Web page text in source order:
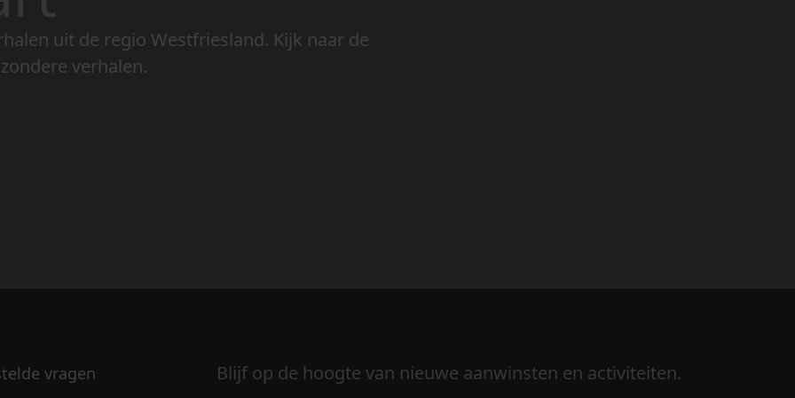
uit de regio Westfriesland. Kijk naar de
verhalen.
vragen Blijf op de hoogte van nieuwe aanwinsten en activiteiten.